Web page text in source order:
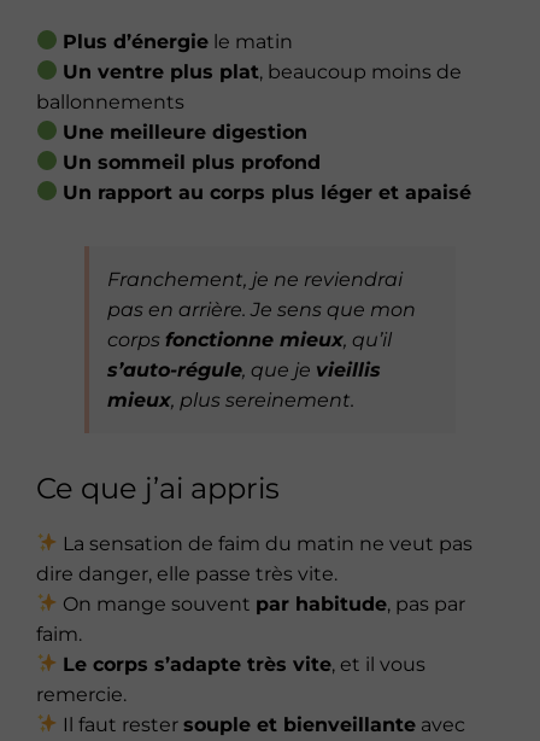
Plus d’énergie le matin
Un ventre plus plat, beaucoup moins de
ballonnements
Une meilleure digestion
Un sommeil plus profond
Un rapport au corps plus léger et apaisé
Franchement, je ne reviendrai
pas en arrière. Je sens que mon
corps fonctionne mieux, qu’il
s’auto-régule, que je vieillis
mieux, plus sereinement.
Ce que j’ai appris
La sensation de faim du matin ne veut pas
dire danger, elle passe très vite.
On mange souvent par habitude, pas par
faim.
Le corps s’adapte très vite, et il vous
remercie.
Il faut restersouple et bienveillante avec